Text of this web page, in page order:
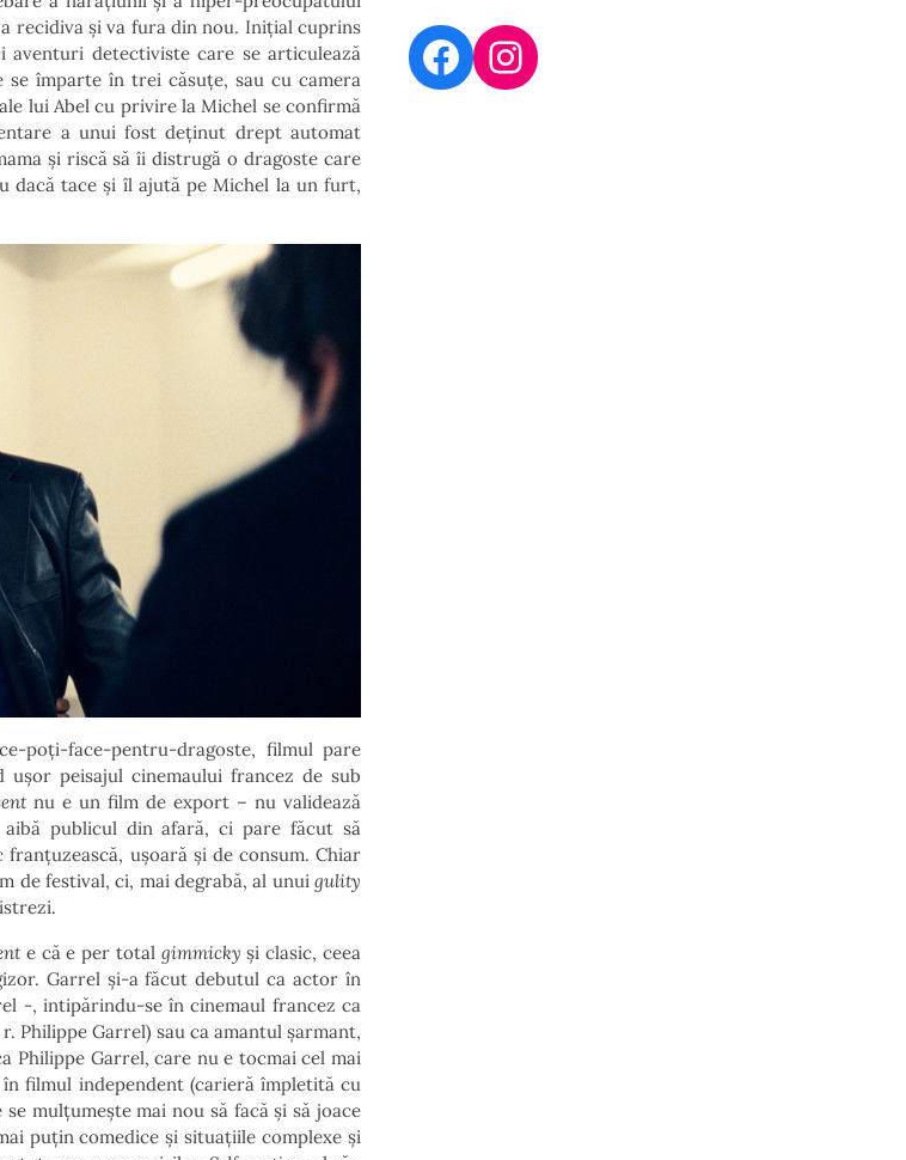
recidiva și va fura din nou. Inițial cuprins
aventuri detectiviste care se articulează
împarte în trei căsuțe, sau cu camera
lui Abel cu privire la Michel se confirmă
a unui fost deținut drept automat
și riscă să îi distrugă o dragoste care
dacă tace și îl ajută pe Michel la un furt,
poți-face-pentru-dragoste, filmul pare
peisajul cinemaului francez de sub
nu e un film de export – nu validează
publicul din afară, ci pare făcut să
ușoară și de consum. Chiar
de festival, ci, mai degrabă, al unui gulity
e că e per total gimmicky și clasic, ceea
Garrel și-a făcut debutul ca actor în
-, intipărindu-se în cinemaul francez ca
r. Philippe Garrel) sau ca amantul șarmant,
Philippe Garrel, care nu e tocmai cel mai
filmul independent (carieră împletită cu
mulțumește mai nou să facă și să joace
puțin comedice și situațiile complexe și